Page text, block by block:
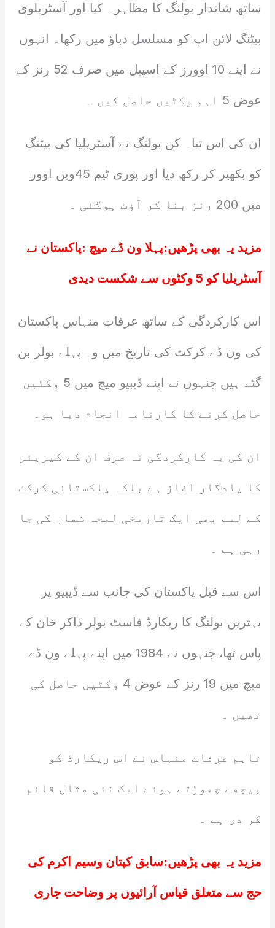
ساتھ شاندار بولنگ کا مظاہرہ کیا اور آسٹریلوی
بیٹنگ لائن اپ کو مسلسل دباؤ میں رکھا۔ انہوں
نے اپنے 10 اوورز کے اسپیل میں صرف 52 رنز کے
عوض 5 اہم وکٹیں حاصل کیں ۔
ان کی اس تباہ کن بولنگ نے آسٹریلیا کی بیٹنگ
کو بکھیر کر رکھ دیا اور پوری ٹیم 45ویں اوور
میں 200 رنز بنا کر آؤٹ ہوگئی ۔
مزید یہ بھی پڑھیں:پہلا ون ڈے میچ :پاکستان نے
آسٹریلیا کو 5 وکٹوں سے شکست دیدی
اس کارکردگی کے ساتھ عرفات منہاس پاکستان
کی ون ڈے کرکٹ کی تاریخ میں وہ پہلے بولر بن
گئے ہیں جنہوں نے اپنے ڈیبیو میچ میں 5 وکٹیں
حاصل کرنے کا کارنامہ انجام دیا ہو۔
ان کی یہ کارکردگی نہ صرف ان کے کیریئر
کا یادگار آغاز ہے بلکہ پاکستانی کرکٹ
کے لیے بھی ایک تاریخی لمحہ شمار کی جا
رہی ہے ۔
اس سے قبل پاکستان کی جانب سے ڈیبیو پر
بہترین بولنگ کا ریکارڈ فاسٹ بولر ذاکر خان کے
پاس تھا، جنہوں نے 1984 میں اپنے پہلے ون ڈے
میچ میں 19 رنز کے عوض 4 وکٹیں حاصل کی
تھیں ۔
تاہم عرفات منہاس نے اس ریکارڈ کو
پیچھے چھوڑتے ہوئے ایک نئی مثال قائم
کر دی ہے ۔
مزید یہ بھی پڑھیں:سابق کپتان وسیم اکرم کی
حج سے متعلق قیاس آرائیوں پر وضاحت جاری